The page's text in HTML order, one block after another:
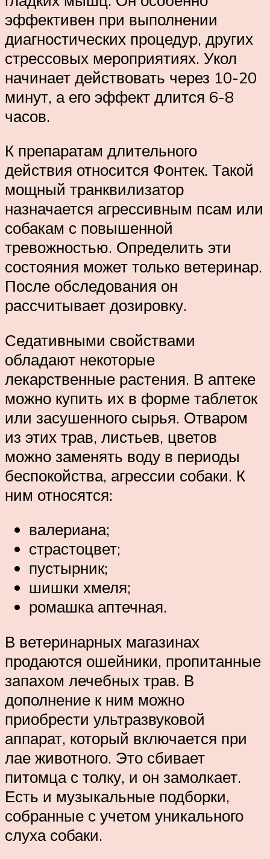
эффективен при выполнении
диагностических процедур, других
стрессовых мероприятиях. Укол
начинает действовать через 10-20
минут, а его эффект длится 6-8
часов.
К препаратам длительного
действия относится Фонтек. Такой
мощный транквилизатор
назначается агрессивным псам или
собакам с повышенной
тревожностью. Определить эти
состояния может только ветеринар.
После обследования он
рассчитывает дозировку.
Седативными свойствами
обладают некоторые
лекарственные растения. В аптеке
можно купить их в форме таблеток
или засушенного сырья. Отваром
из этих трав, листьев, цветов
можно заменять воду в периоды
беспокойства, агрессии собаки. К
ним относятся:
валериана;
страстоцвет;
пустырник;
шишки хмеля;
ромашка аптечная.
В ветеринарных магазинах
продаются ошейники, пропитанные
запахом лечебных трав. В
дополнение к ним можно
приобрести ультразвуковой
аппарат, который включается при
лае животного. Это сбивает
питомца с толку, и он замолкает.
Есть и музыкальные подборки,
собранные с учетом уникального
слуха собаки.